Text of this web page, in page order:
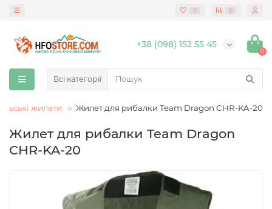
0 0
+38 (098) 152 55 45
0
Всі категорії
жилети Жилет для рибалки Team Dragon CHR-KA-20
Жилет для рибалки Team Dragon
CHR-KA-20